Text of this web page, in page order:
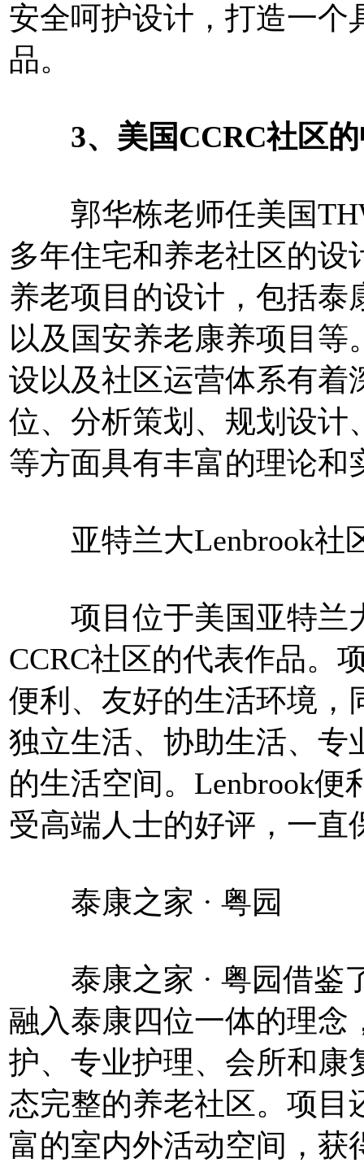
安全呵护设计，打造一个
品。
3、美国CCRC社区的
郭华栋老师任美国
多年住宅和养老社区的
养老项目的设计，包括泰
以及国安养老康养项目
设以及社区运营体系有着
位、分析策划、规划设计
等方面具有丰富的理论和
亚特兰大Lenbrook社
项目位于美国亚特兰
CCRC社区的代表作品。
便利、友好的生活环境，
独立生活、协助生活、专
的生活空间。Lenbrook
受高端人士的好评，一直
泰康之家 · 粤园
泰康之家 · 粤园借鉴
融入泰康四位一体的理念
护、专业护理、会所和康
态完整的养老社区。项目
富的室内外活动空间，获